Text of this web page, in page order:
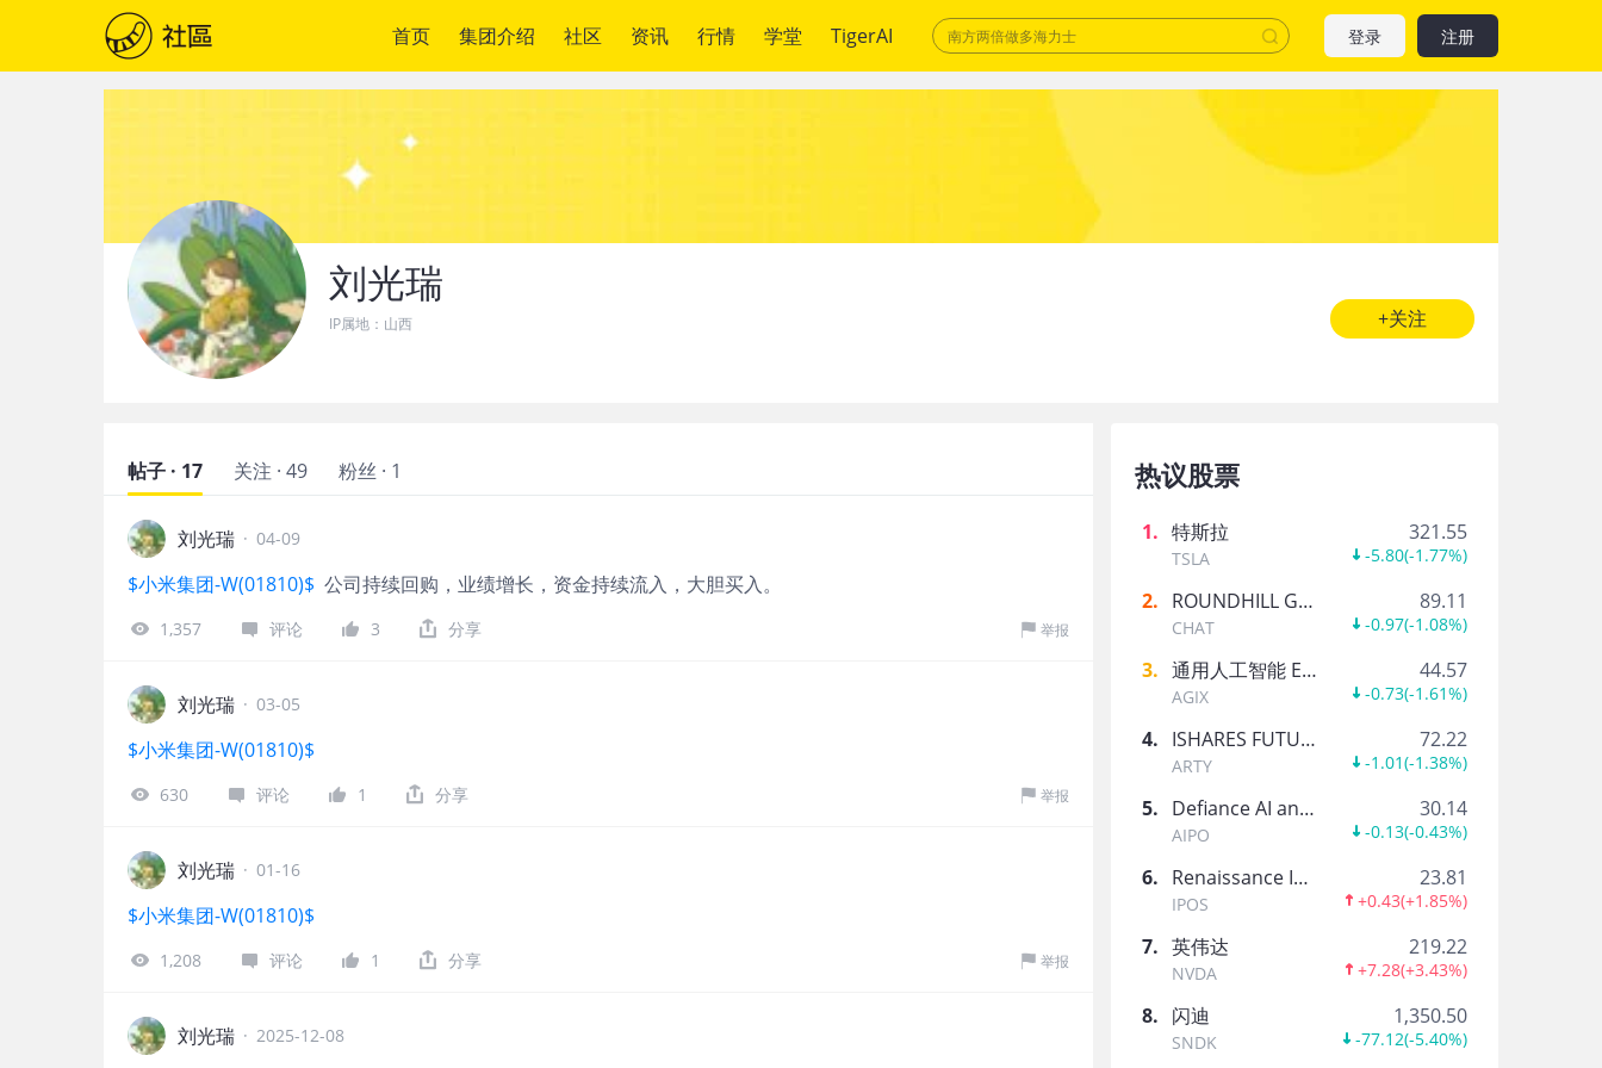
首页 集团介绍 社区 资讯 行情 学堂 TigerAI 登录 注册
刘光瑞
IP属地： 山西 +关注
帖子 · 17 关注 · 49 粉丝 · 1
刘光瑞 · 04-09
$小米集团-W(01810)$ 公司持续回购，业绩增长，资金持续流入，大胆买入。
1,357 评论 3 分享 举报
刘光瑞 · 03-05
$小米集团-W(01810)$
630 评论 1 分享 举报
刘光瑞 · 01-16
$小米集团-W(01810)$
1,208 评论 1 分享 举报
刘光瑞 · 2025-12-08
大神Up
Hi_自由_邹浪_
陈龙信达生物_苏州_科技
热议股票
1. 特斯拉
TSLA
321.55
-5.80(-1.77%)
2. ROUNDHILL GENERATIVE AI & TECHNOLOGY ETF
CHAT
89.11
-0.97(-1.08%)
3. 通用人工智能 ETF-AGIX
AGIX
44.57
-0.73(-1.61%)
4. ISHARES FUTURE AI & TECH ETF
ARTY
72.22
-1.01(-1.38%)
5. Defiance AI and Power Infrastructure ETF
AIPO
30.14
-0.13(-0.43%)
6. Renaissance International IPO ETF
IPOS
23.81
+0.43(+1.85%)
7. 英伟达
NVDA
219.22
+7.28(+3.43%)
8. 闪迪
SNDK
1,350.50
-77.12(-5.40%)